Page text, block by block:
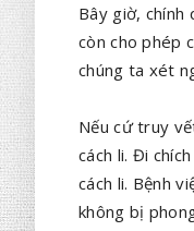
Bây giờ, chính
còn cho phép
chúng ta xét
Nếu cứ truy
cách li. Đi
cách li. Bệnh
không bị